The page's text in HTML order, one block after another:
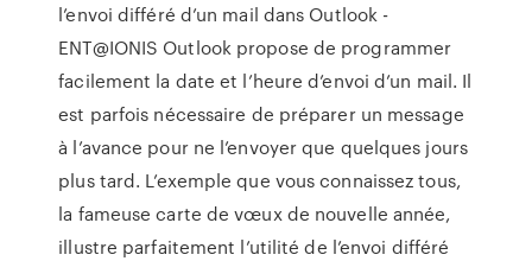
l’envoi différé d’un mail dans Outlook -
ENT@IONIS Outlook propose de programmer
facilement la date et l’heure d’envoi d’un mail. Il
est parfois nécessaire de préparer un message
à l’avance pour ne l’envoyer que quelques jours
plus tard. L’exemple que vous connaissez tous,
la fameuse carte de vœux de nouvelle année,
illustre parfaitement l’utilité de l’envoi différé